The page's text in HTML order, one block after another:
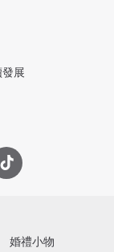
展
婚禮小物